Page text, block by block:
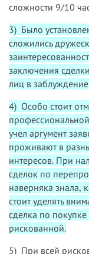
сложности 9/10
3) Было
сложились
заключения
лиц в
4) Особо стоит
учел аргумент
проживают в
интересов. При
сделок по
наверняка знала,
стоит уделять
сделка по покупке
рискованной.
5) При всей